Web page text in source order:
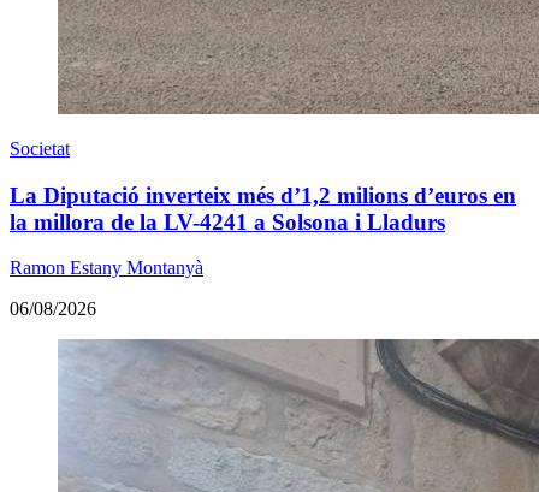
Societat
La Diputació inverteix més d’1,2 milions d’euros en
la millora de la LV-4241 a Solsona i Lladurs
Ramon Estany Montanyà
06/08/2026